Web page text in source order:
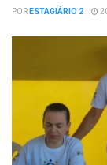
PORESTAGIÁRIO 2